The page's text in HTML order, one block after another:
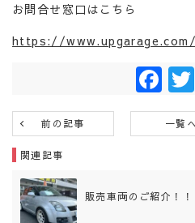
お問合せ窓口はこちら
https://
前の記事 一覧へ
関連記事
販売車両のご紹介！